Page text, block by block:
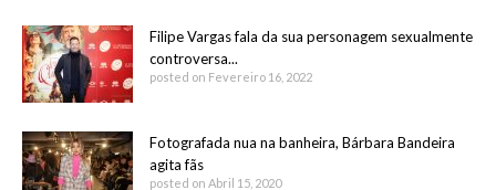
Filipe Vargas fala da sua personagem sexualmente
controversa...
posted on Fevereiro 16, 2022
Fotografada nua na banheira, Bárbara Bandeira
agita fãs
posted on Abril 15, 2020